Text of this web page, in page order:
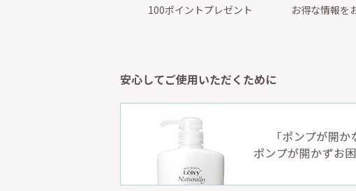
100ポイントプレゼント
お得な情報を
安心してご使用いただくために